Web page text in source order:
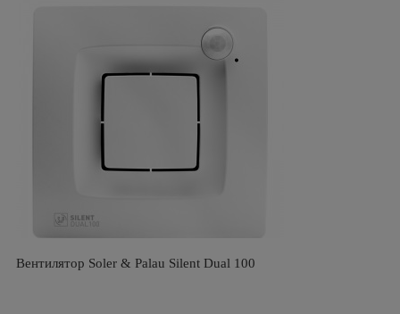
Вентилятор Soler & Palau Silent Dual 100